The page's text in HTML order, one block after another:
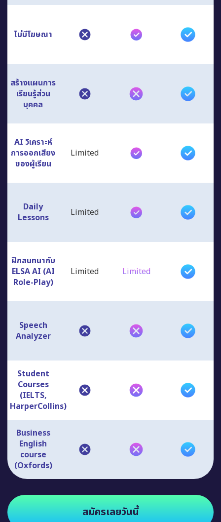
ไม่มีโฆษณา
สร้างแผนการ
เรียนรู้ส่วน
บุคคล
AI วิเคราะห์
การออกเสียง
ของผู้เรียน
Limited
Daily
Lessons
Limited
ฝึกสนทนากับ
ELSA AI (AI
Role-Play)
Limited Limited
Speech
Analyzer
Student
Courses
(IELTS,
HarperCollins)
Business
English
course
(Oxfords)
สมัครเลยวันนี้